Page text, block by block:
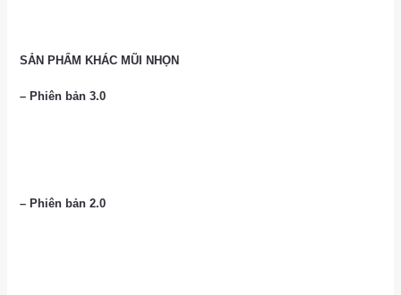
SẢN PHẨM KHÁC MŨI NHỌN
– Phiên bản 3.0
– Phiên bản 2.0